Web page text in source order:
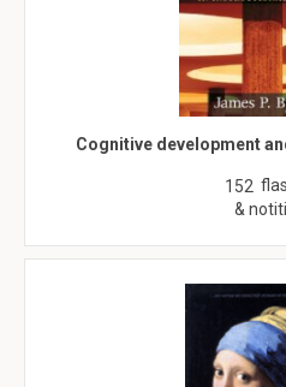
Cognitive development
152
&